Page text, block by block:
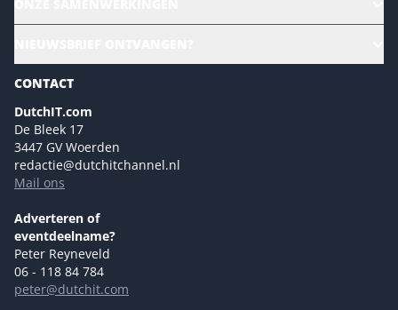
Magazines
Marketingmogelijkheden 2026
Eventmogelijkheden 2026
Advertising opportunities 2026 ENG
Event opportunities 2026 ENG
NL Digital
Versturen
CONTACT
DutchIT.com
De Bleek 17
3447 GV Woerden
redactie@dutchitchannel.nl
Mail ons
Adverteren of
eventdeelname?
Peter Reyneveld
06 - 118 84 784
peter@dutchit.com